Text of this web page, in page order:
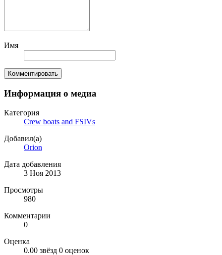
Имя
Комментировать
Информация о медиа
Категория
Crew boats and FSIVs
Добавил(а)
Orion
Дата добавления
3 Ноя 2013
Просмотры
980
Комментарии
0
Оценка
0.00 звёзд 0 оценок